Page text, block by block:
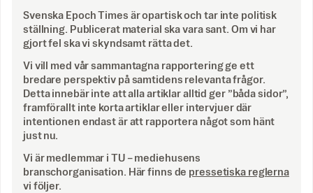
Svenska Epoch Times är opartisk och tar inte politisk
ställning. Publicerat material ska vara sant. Om vi har
gjort fel ska vi skyndsamt rätta det.
Vi vill med vår sammantagna rapportering ge ett
bredare perspektiv på samtidens relevanta frågor.
Detta innebär inte att alla artiklar alltid ger ”båda sidor”,
framförallt inte korta artiklar eller intervjuer där
intentionen endast är att rapportera något som hänt
just nu.
Vi är medlemmar i TU – mediehusens
branschorganisation. Här finns de pressetiska reglerna
vi följer.